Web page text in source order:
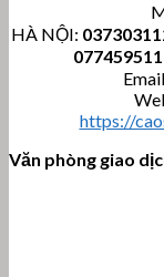
HÀ NỘI:
https://
Văn phòng giao